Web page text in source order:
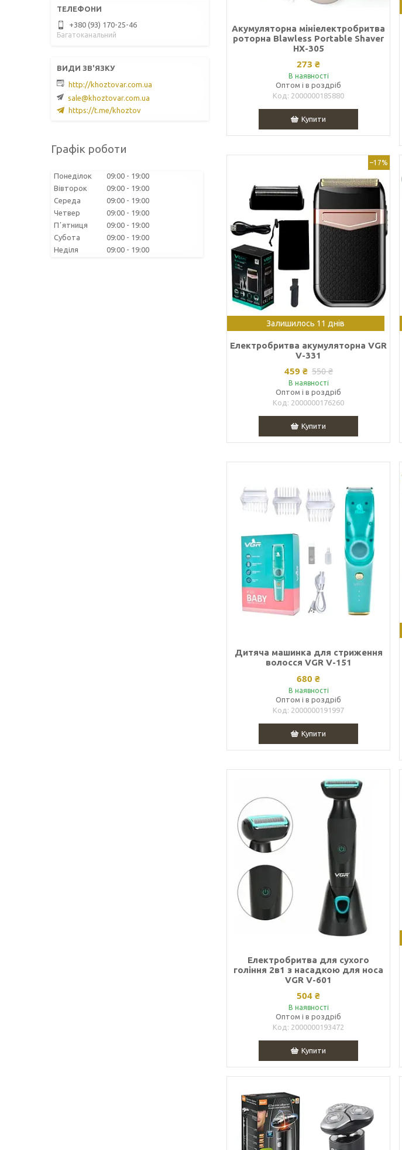
Акумуляторна мініелектробритва
роторна Blawless Portable Shaver
HX-305
273 ₴
В наявності
Оптом і в роздріб
2000000185880
Купити
–17%
Залишилось 11 днів
Електробритва акумуляторна VGR
V-331
459 ₴ 550 ₴
В наявності
Оптом і в роздріб
2000000176260
Купити
Дитяча машинка для стриження
волосся VGR V-151
680 ₴
В наявності
Оптом і в роздріб
2000000191997
Купити
Електробритва для сухого
гоління 2в1 з насадкою для носа
VGR V-601
504 ₴
В наявності
Оптом і в роздріб
2000000193472
Купити
+380 (93) 170-25-46
Багатоканальний
http://khoztovar.com.ua
sale@khoztovar.com.ua
https://t.me/khoztov
Графік роботи
Понеділок 09:00
19:00
Вівторок
09:00
19:00
Середа
09:00
19:00
Четвер
09:00
19:00
Пʼятниця
09:00
19:00
Субота
09:00
19:00
Неділя
09:00 19:00